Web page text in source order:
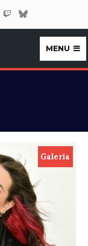
MENU
Galeria